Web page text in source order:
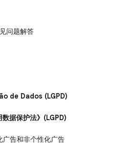
问题解答
de Dados (LGPD)
据保护法》(LGPD)
广告和非个性化广告